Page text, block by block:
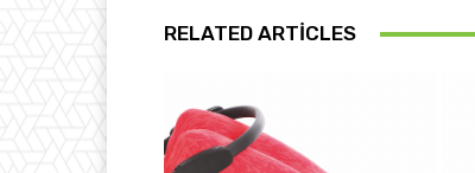
RELATED ARTICLES